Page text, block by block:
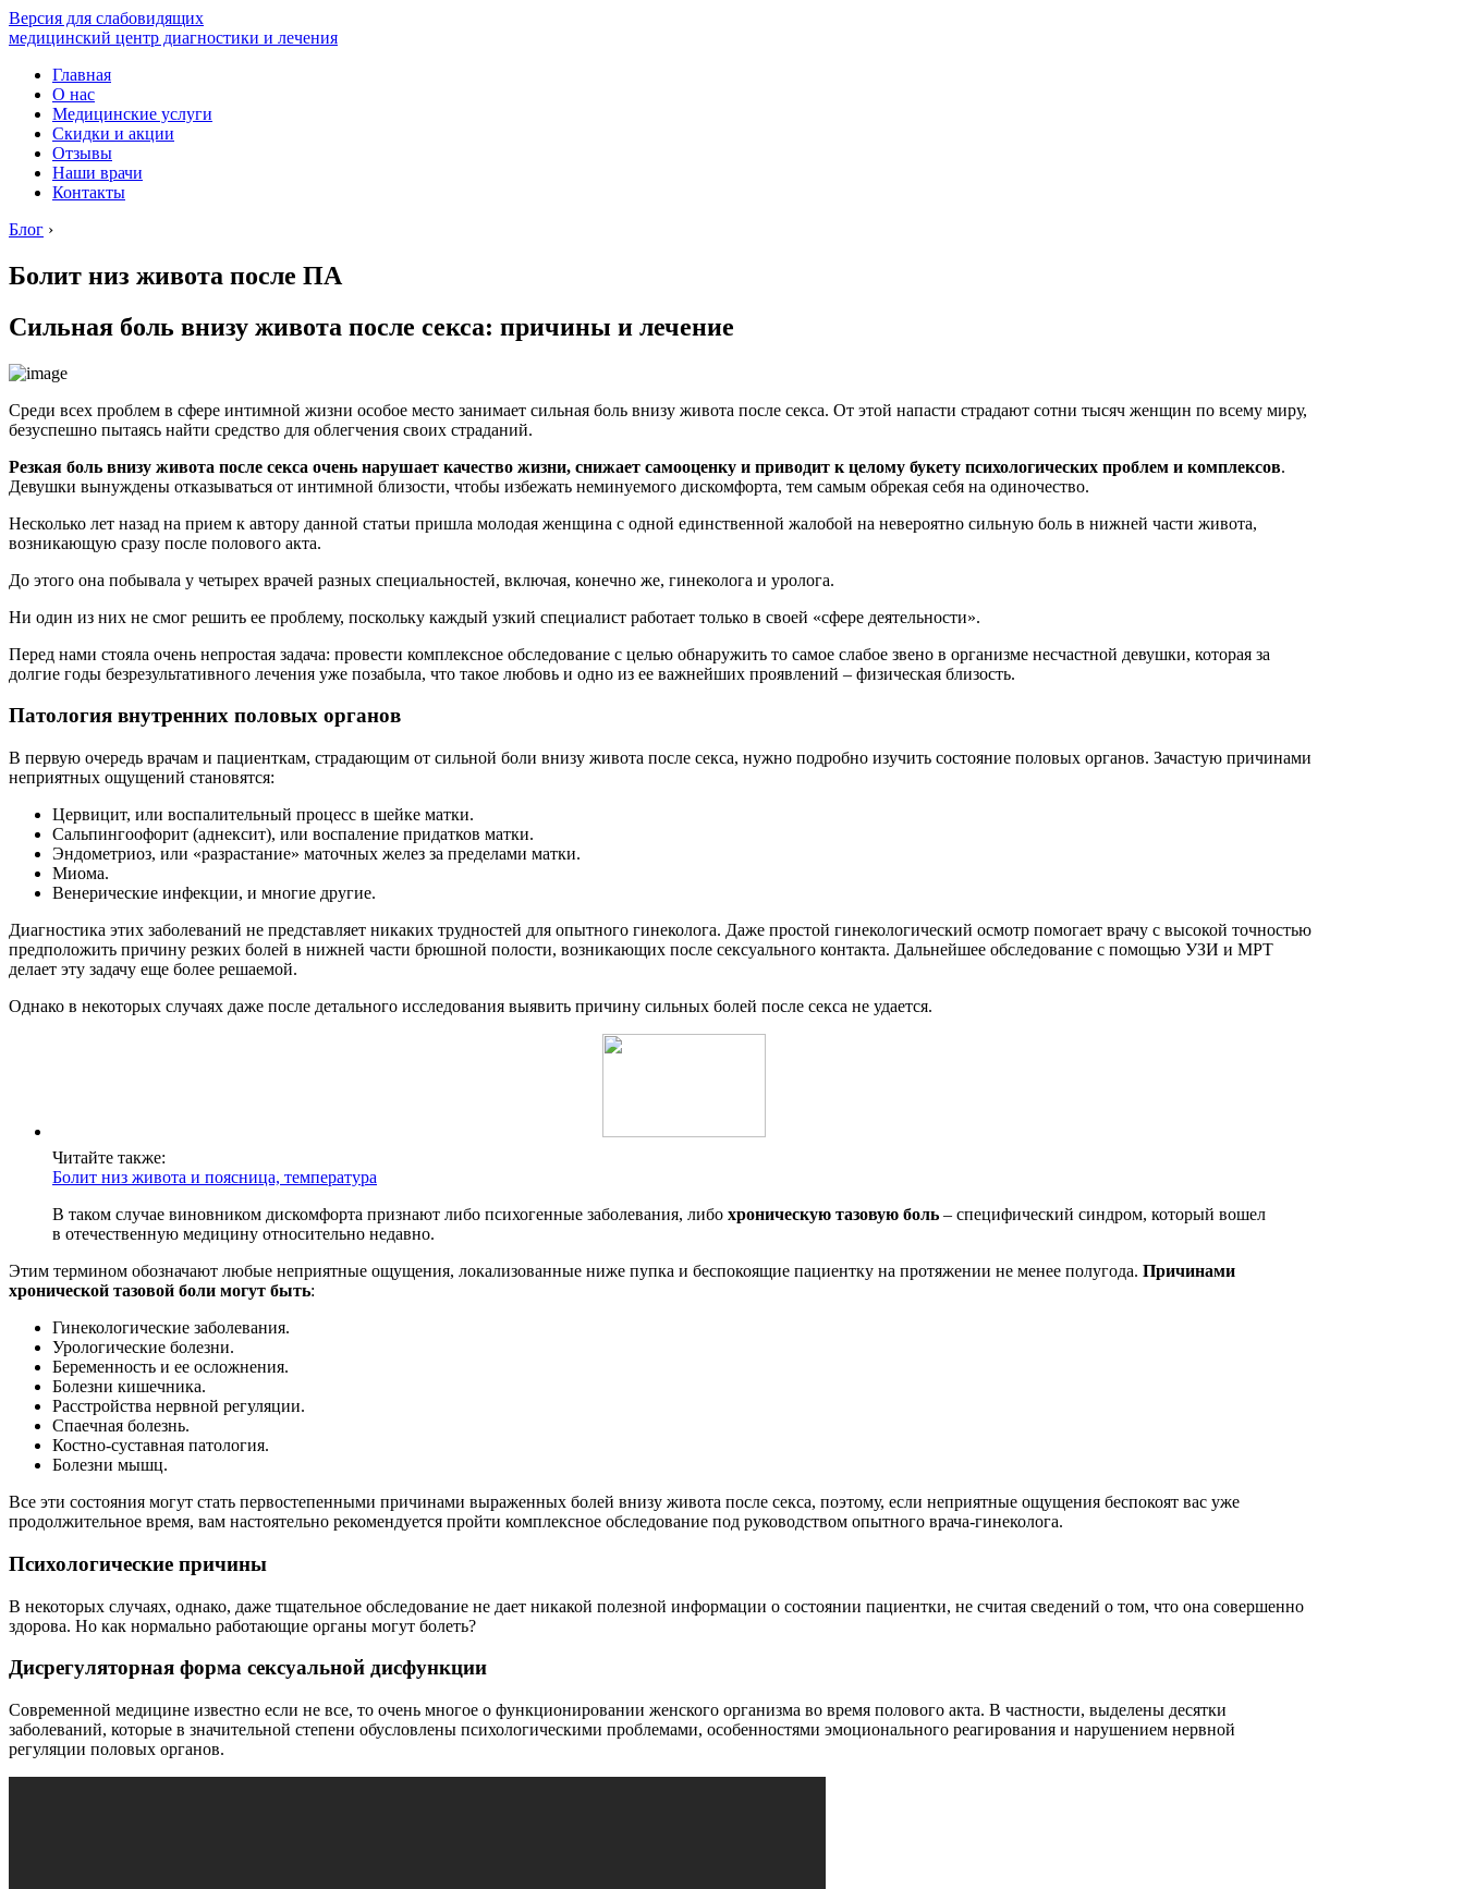
Версия для слабовидящих
медицинский центр диагностики и лечения
Главная
О нас
Медицинские услуги
Скидки и акции
Отзывы
Наши врачи
Контакты
Блог ›
Болит низ живота после ПА
Сильная боль внизу живота после секса: причины и лечение
Среди всех проблем в сфере интимной жизни особое место занимает сильная боль внизу живота после секса. От этой напасти страдают сотни тысяч женщин по всему миру,
безуспешно пытаясь найти средство для облегчения своих страданий.
Резкая боль внизу живота после секса очень нарушает качество жизни, снижает самооценку и приводит к целому букету психологических проблем и комплексов.
Девушки вынуждены отказываться от интимной близости, чтобы избежать неминуемого дискомфорта, тем самым обрекая себя на одиночество.
Несколько лет назад на прием к автору данной статьи пришла молодая женщина с одной единственной жалобой на невероятно сильную боль в нижней части живота,
возникающую сразу после полового акта.
До этого она побывала у четырех врачей разных специальностей, включая, конечно же, гинеколога и уролога.
Ни один из них не смог решить ее проблему, поскольку каждый узкий специалист работает только в своей «сфере деятельности».
Перед нами стояла очень непростая задача: провести комплексное обследование с целью обнаружить то самое слабое звено в организме несчастной девушки, которая за
долгие годы безрезультативного лечения уже позабыла, что такое любовь и одно из ее важнейших проявлений – физическая близость.
Патология внутренних половых органов
В первую очередь врачам и пациенткам, страдающим от сильной боли внизу живота после секса, нужно подробно изучить состояние половых органов. Зачастую причинами
неприятных ощущений становятся:
Цервицит, или воспалительный процесс в шейке матки.
Сальпингоофорит (аднексит), или воспаление придатков матки.
Эндометриоз, или «разрастание» маточных желез за пределами матки.
Миома.
Венерические инфекции, и многие другие.
Диагностика этих заболеваний не представляет никаких трудностей для опытного гинеколога. Даже простой гинекологический осмотр помогает врачу с высокой точностью
предположить причину резких болей в нижней части брюшной полости, возникающих после сексуального контакта. Дальнейшее обследование с помощью УЗИ и МРТ
делает эту задачу еще более решаемой.
Однако в некоторых случаях даже после детального исследования выявить причину сильных болей после секса не удается.
Читайте также:
Болит низ живота и поясница, температура
В таком случае виновником дискомфорта признают либо психогенные заболевания, либо хроническую тазовую боль – специфический синдром, который вошел
в отечественную медицину относительно недавно.
Этим термином обозначают любые неприятные ощущения, локализованные ниже пупка и беспокоящие пациентку на протяжении не менее полугода. Причинами
хронической тазовой боли могут быть:
Гинекологические заболевания.
Урологические болезни.
Беременность и ее осложнения.
Болезни кишечника.
Расстройства нервной регуляции.
Спаечная болезнь.
Костно-суставная патология.
Болезни мышц.
Все эти состояния могут стать первостепенными причинами выраженных болей внизу живота после секса, поэтому, если неприятные ощущения беспокоят вас уже
продолжительное время, вам настоятельно рекомендуется пройти комплексное обследование под руководством опытного врача-гинеколога.
Психологические причины
В некоторых случаях, однако, даже тщательное обследование не дает никакой полезной информации о состоянии пациентки, не считая сведений о том, что она совершенно
здорова. Но как нормально работающие органы могут болеть?
Дисрегуляторная форма сексуальной дисфункции
Современной медицине известно если не все, то очень многое о функционировании женского организма во время полового акта. В частности, выделены десятки
заболеваний, которые в значительной степени обусловлены психологическими проблемами, особенностями эмоционального реагирования и нарушением нервной
регуляции половых органов.